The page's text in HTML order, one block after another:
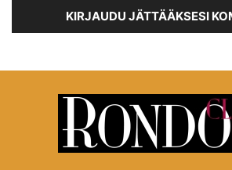
KIRJAUDU JÄTTÄÄKSESI